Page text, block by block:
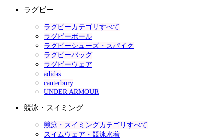
ラグビー
ラグビーカテゴリすべて
ラグビーボール
ラグビーシューズ・スパイク
ラグビーバッグ
ラグビーウェア
adidas
canterbury
UNDER ARMOUR
競泳・スイミング
競泳・スイミングカテゴリすべて
スイムウェア・競泳水着